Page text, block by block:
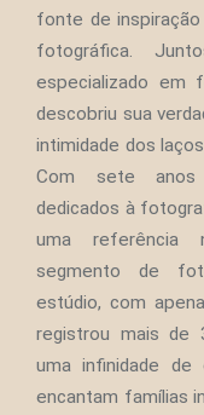
fonte de
fotográfica.
especializado em
descobriu sua
intimidade dos
Com sete anos
dedicados à
uma referência
segmento de
estúdio, com
registrou mais de
uma infinidade
encantam famílias